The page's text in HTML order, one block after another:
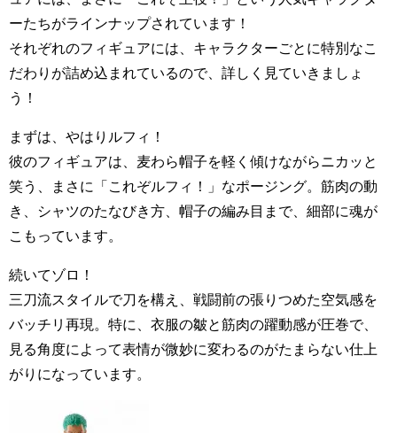
ーたちがラインナップされています！
それぞれのフィギュアには、キャラクターごとに特別なこ
だわりが詰め込まれているので、詳しく見ていきましょ
う！
まずは、やはりルフィ！
彼のフィギュアは、麦わら帽子を軽く傾けながらニカッと
笑う、まさに「これぞルフィ！」なポージング。筋肉の動
き、シャツのたなびき方、帽子の編み目まで、細部に魂が
こもっています。
続いてゾロ！
三刀流スタイルで刀を構え、戦闘前の張りつめた空気感を
バッチリ再現。特に、衣服の皺と筋肉の躍動感が圧巻で、
見る角度によって表情が微妙に変わるのがたまらない仕上
がりになっています。